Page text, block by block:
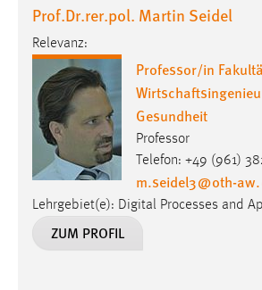
Prof.Dr.rer.pol. Martin Seidel
Relevanz:
Professor/in
Gesundheit
Professor
Telefon: +49 (961)
m.seidel3@oth-aw.
Lehrgebiet(e): Digital Processes and
ZUM PROFIL
Performance
Name:
staticfilecache
Zweck:
Für performante Seitenauslieferung
gespeichert, ob man eingeloggt ist.
Sprachpräferenz